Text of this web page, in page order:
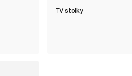
TV stolky